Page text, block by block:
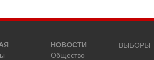
НОВОСТИ
Общество
ВЫБОРЫ